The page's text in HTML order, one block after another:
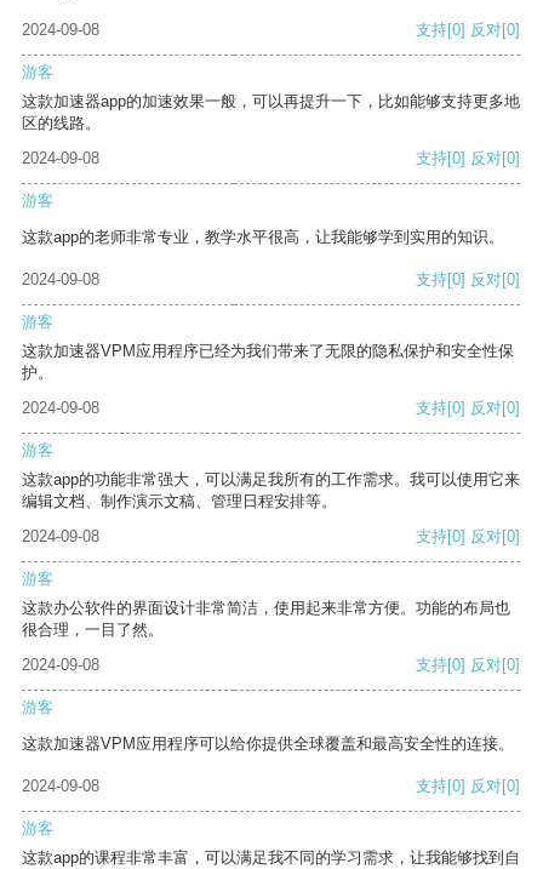
2024-09-08 支持[0] 反对[0]
游客
这款加速器app的加速效果一般，可以再提升一下，比如能够支持更多地
区的线路。
2024-09-08
支持[0] 反对[0]
游客
这款app的老师非常专业，教学水平很高，让我能够学到实用的知识。
2024-09-08 支持[0] 反对[0]
游客
这款加速器VPM应用程序已经为我们带来了无限的隐私保护和安全性保
护。
2024-09-08
支持[0] 反对[0]
游客
这款app的功能非常强大，可以满足我所有的工作需求。我可以使用它来
编辑文档、制作演示文稿、管理日程安排等。
2024-09-08
支持[0] 反对[0]
游客
这款办公软件的界面设计非常简洁，使用起来非常方便。功能的布局也
很合理，一目了然。
2024-09-08
支持[0] 反对[0]
游客
这款加速器VPM应用程序可以给你提供全球覆盖和最高安全性的连接。
2024-09-08 支持[0] 反对[0]
游客
这款app的课程非常丰富，可以满足我不同的学习需求，让我能够找到自